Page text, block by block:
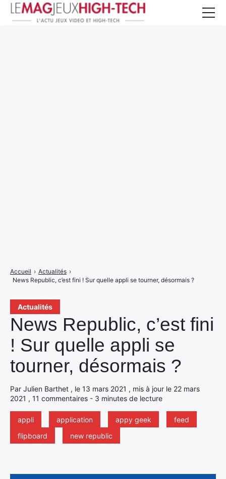
Actualités
News Republic, c’est fini
! Sur quelle appli se
tourner, désormais ?
Par Julien Barthet , le 13 mars 2021 , mis à jour le 22 mars
2021 , 11 commentaires - 3 minutes de lecture
appli application appy geek
feed
flipboard
new republic
Accueil › Actualités ›
News Republic, c’est fini ! Sur quelle appli se tourner, désormais ?